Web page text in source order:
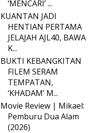
‘MENCARI’ ...
KUANTAN JADI
HENTIAN PERTAMA
JELAJAH AJL40, BAWA
K...
BUKTI KEBANGKITAN
FILEM SERAM
TEMPATAN,
‘KHADAM’ M...
Movie Review | Mikael:
Pemburu Dua Alam
(2026)